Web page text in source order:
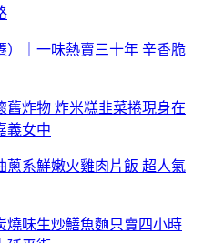
｜一味熱賣三十年 辛香脆
炸物 炸米糕韭菜捲現身在
義女中
系鮮嫩火雞肉片飯 超人氣
味生炒鱔魚麵只賣四小時